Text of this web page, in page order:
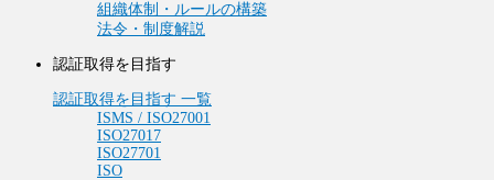
組織体制・ルールの構築
法令・制度解説
認証取得を目指す
認証取得を目指す 一覧
ISMS / ISO27001
ISO27017
ISO27701
ISO